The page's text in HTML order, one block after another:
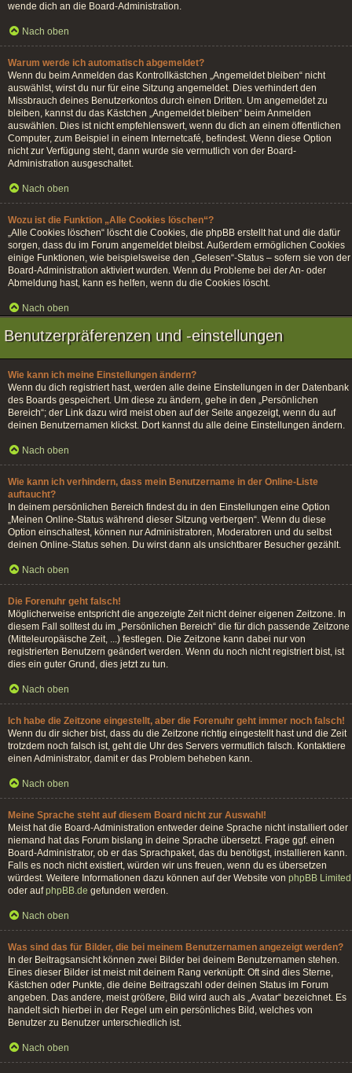
wende dich an die Board-Administration.
Nach oben
Warum werde ich automatisch abgemeldet?
Wenn du beim Anmelden das Kontrollkästchen „Angemeldet bleiben“ nicht
auswählst, wirst du nur für eine Sitzung angemeldet. Dies verhindert den
Missbrauch deines Benutzerkontos durch einen Dritten. Um angemeldet zu
bleiben, kannst du das Kästchen „Angemeldet bleiben“ beim Anmelden
auswählen. Dies ist nicht empfehlenswert, wenn du dich an einem öffentlichen
Computer, zum Beispiel in einem Internetcafé, befindest. Wenn diese Option
nicht zur Verfügung steht, dann wurde sie vermutlich von der Board-
Administration ausgeschaltet.
Nach oben
Wozu ist die Funktion „Alle Cookies löschen“?
„Alle Cookies löschen“ löscht die Cookies, die phpBB erstellt hat und die dafür
sorgen, dass du im Forum angemeldet bleibst. Außerdem ermöglichen Cookies
einige Funktionen, wie beispielsweise den „Gelesen“-Status – sofern sie von der
Board-Administration aktiviert wurden. Wenn du Probleme bei der An- oder
Abmeldung hast, kann es helfen, wenn du die Cookies löscht.
Nach oben
Benutzerpräferenzen und -einstellungen
Wie kann ich meine Einstellungen ändern?
Wenn du dich registriert hast, werden alle deine Einstellungen in der Datenbank
des Boards gespeichert. Um diese zu ändern, gehe in den „Persönlichen
Bereich“; der Link dazu wird meist oben auf der Seite angezeigt, wenn du auf
deinen Benutzernamen klickst. Dort kannst du alle deine Einstellungen ändern.
Nach oben
Wie kann ich verhindern, dass mein Benutzername in der Online-Liste
auftaucht?
In deinem persönlichen Bereich findest du in den Einstellungen eine Option
„Meinen Online-Status während dieser Sitzung verbergen“. Wenn du diese
Option einschaltest, können nur Administratoren, Moderatoren und du selbst
deinen Online-Status sehen. Du wirst dann als unsichtbarer Besucher gezählt.
Nach oben
Die Forenuhr geht falsch!
Möglicherweise entspricht die angezeigte Zeit nicht deiner eigenen Zeitzone. In
diesem Fall solltest du im „Persönlichen Bereich“ die für dich passende Zeitzone
(Mitteleuropäische Zeit, ...) festlegen. Die Zeitzone kann dabei nur von
registrierten Benutzern geändert werden. Wenn du noch nicht registriert bist, ist
dies ein guter Grund, dies jetzt zu tun.
Nach oben
Ich habe die Zeitzone eingestellt, aber die Forenuhr geht immer noch falsch!
Wenn du dir sicher bist, dass du die Zeitzone richtig eingestellt hast und die Zeit
trotzdem noch falsch ist, geht die Uhr des Servers vermutlich falsch. Kontaktiere
einen Administrator, damit er das Problem beheben kann.
Nach oben
Meine Sprache steht auf diesem Board nicht zur Auswahl!
Meist hat die Board-Administration entweder deine Sprache nicht installiert oder
niemand hat das Forum bislang in deine Sprache übersetzt. Frage ggf. einen
Board-Administrator, ob er das Sprachpaket, das du benötigst, installieren kann.
Falls es noch nicht existiert, würden wir uns freuen, wenn du es übersetzen
würdest. Weitere Informationen dazu können auf der Website von phpBB Limited
oder aufphpBB.de gefunden werden.
Nach oben
Was sind das für Bilder, die bei meinem Benutzernamen angezeigt werden?
In der Beitragsansicht können zwei Bilder bei deinem Benutzernamen stehen.
Eines dieser Bilder ist meist mit deinem Rang verknüpft: Oft sind dies Sterne,
Kästchen oder Punkte, die deine Beitragszahl oder deinen Status im Forum
angeben. Das andere, meist größere, Bild wird auch als „Avatar“ bezeichnet. Es
handelt sich hierbei in der Regel um ein persönliches Bild, welches von
Benutzer zu Benutzer unterschiedlich ist.
Nach oben